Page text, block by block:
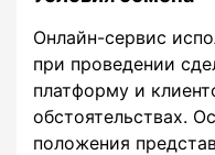
Онлайн-сервис
при проведении
платформу и
обстоятельствах.
положения